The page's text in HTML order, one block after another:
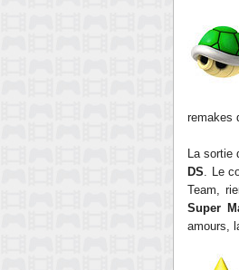
remakes
La sortie
DS . Le
Team,
Super
amours,